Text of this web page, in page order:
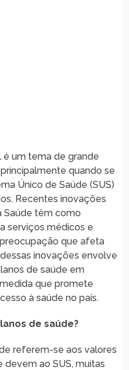
é um tema de grande
quando se
Único de Saúde (SUS)
Recentes inovações
Saúde têm como
serviços médicos e
que afeta
inovações envolve
de saúde em
que promete
à saúde no país.
de saúde?
referem-se aos valores
devem ao SUS, muitas